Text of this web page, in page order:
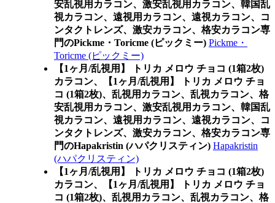
安乱視用カラコン、激安乱視用カラコン、韓国乱
視カラコン、遠視用カラコン、遠視カラコン、コ
ンタクトレンズ、激安カラコン、格安カラコン専
門のPickme・Toricme (ピックミー) Pickme・
Toricme (ピックミー)
【1ヶ月/乱視用】 トリカ メロウ チョコ (1箱2枚)
カラコン、
【1ヶ月/乱視用】 トリカ メロウ チョ
コ (1箱2枚)、乱視用カラコン、乱視カラコン、格
安乱視用カラコン、激安乱視用カラコン、韓国乱
視カラコン、遠視用カラコン、遠視カラコン、コ
ンタクトレンズ、激安カラコン、格安カラコン専
門のHapakristin (ハパクリスティン) Hapakristin
(ハパクリスティン)
【1ヶ月/乱視用】 トリカ メロウ チョコ (1箱2枚)
カラコン、
【1ヶ月/乱視用】 トリカ メロウ チョ
コ (1箱2枚)、乱視用カラコン、乱視カラコン、格